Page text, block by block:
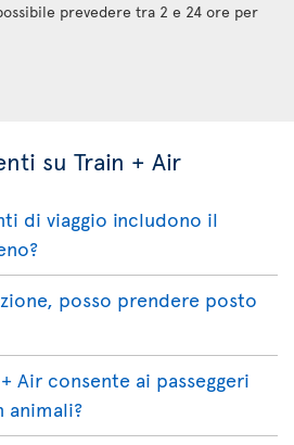
prevedere tra 2 e 24 ore per
su Train + Air
di viaggio includono il
posso prendere posto
Air consente ai passeggeri
animali?